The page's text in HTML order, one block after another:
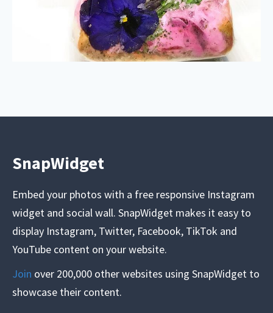
SnapWidget
Embed your photos with a free responsive Instagram
widget and social wall. SnapWidget makes it easy to
display Instagram, Twitter, Facebook, TikTok and
YouTube content on your website.
Join over 200,000 other websites using SnapWidget to
showcase their content.